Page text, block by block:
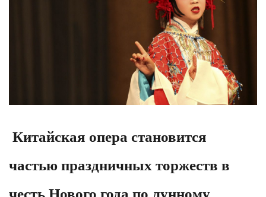
Китайская опера становится
частью праздничных торжеств в